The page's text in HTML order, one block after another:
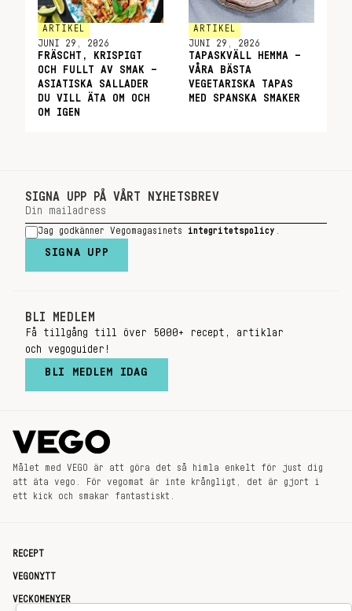
ARTIKEL
JUNI 29, 2026
FRÄSCHT, KRISPIGT
OCH FULLT AV SMAK –
ASIATISKA SALLADER
DU VILL ÄTA OM OCH
OM IGEN
ARTIKEL
JUNI 29, 2026
TAPASKVÄLL HEMMA –
VÅRA BÄSTA
VEGETARISKA TAPAS
MED SPANSKA SMAKER
SIGNA UPP PÅ VÅRT NYHETSBREV
Jag godkänner Vegomagasinets integritetspolicy
SIGNA UPP
BLI MEDLEM
Få tillgång till över 5000+ recept, artiklar
och vegoguider!
BLI MEDLEM IDAG
Målet med VEGO är att göra det så himla enkelt för just dig
att äta vego. För vegomat är inte krångligt, det är gjort i
ett kick och smakar fantastiskt.
RECEPT
VEGONYTT
VECKOMENYER